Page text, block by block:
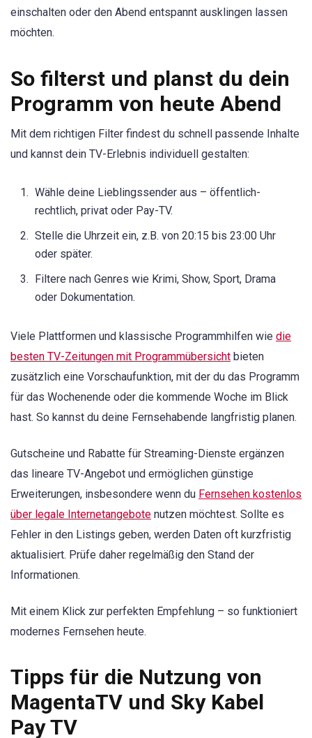
einschalten oder den Abend entspannt ausklingen lassen
möchten.
So filterst und planst du dein
Programm von heute Abend
Mit dem richtigen Filter findest du schnell passende Inhalte
und kannst dein TV-Erlebnis individuell gestalten:
Wähle deine Lieblingssender aus – öffentlich-
rechtlich, privat oder Pay-TV.
Stelle die Uhrzeit ein, z.B. von 20:15 bis 23:00 Uhr
oder später.
Filtere nach Genres wie Krimi, Show, Sport, Drama
oder Dokumentation.
Viele Plattformen und klassische Programmhilfen wie die
besten TV-Zeitungen mit Programmübersicht bieten
zusätzlich eine Vorschaufunktion, mit der du das Programm
für das Wochenende oder die kommende Woche im Blick
hast. So kannst du deine Fernsehabende langfristig planen.
Gutscheine und Rabatte für Streaming-Dienste ergänzen
das lineare TV-Angebot und ermöglichen günstige
Erweiterungen, insbesondere wenn du Fernsehen kostenlos
über legale Internetangebote nutzen möchtest. Sollte es
Fehler in den Listings geben, werden Daten oft kurzfristig
aktualisiert. Prüfe daher regelmäßig den Stand der
Informationen.
Mit einem Klick zur perfekten Empfehlung – so funktioniert
modernes Fernsehen heute.
Tipps für die Nutzung von
MagentaTV und Sky Kabel
Pay TV